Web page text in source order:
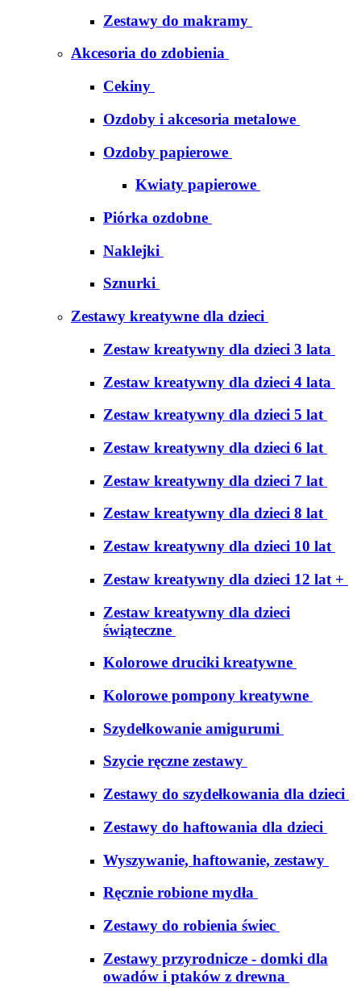
Zestawy do makramy
Akcesoria do zdobienia
Cekiny
Ozdoby i akcesoria metalowe
Ozdoby papierowe
Kwiaty papierowe
Piórka ozdobne
Naklejki
Sznurki
Zestawy kreatywne dla dzieci
Zestaw kreatywny dla dzieci 3 lata
Zestaw kreatywny dla dzieci 4 lata
Zestaw kreatywny dla dzieci 5 lat
Zestaw kreatywny dla dzieci 6 lat
Zestaw kreatywny dla dzieci 7 lat
Zestaw kreatywny dla dzieci 8 lat
Zestaw kreatywny dla dzieci 10 lat
Zestaw kreatywny dla dzieci 12 lat +
Zestaw kreatywny dla dzieci
świąteczne
Kolorowe druciki kreatywne
Kolorowe pompony kreatywne
Szydełkowanie amigurumi
Szycie ręczne zestawy
Zestawy do szydełkowania dla dzieci
Zestawy do haftowania dla dzieci
Wyszywanie, haftowanie, zestawy
Ręcznie robione mydła
Zestawy do robienia świec
Zestawy przyrodnicze - domki dla
owadów i ptaków z drewna